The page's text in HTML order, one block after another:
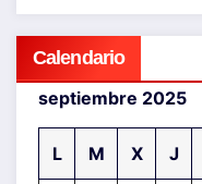
Calendario
septiembre 2025
L M X J